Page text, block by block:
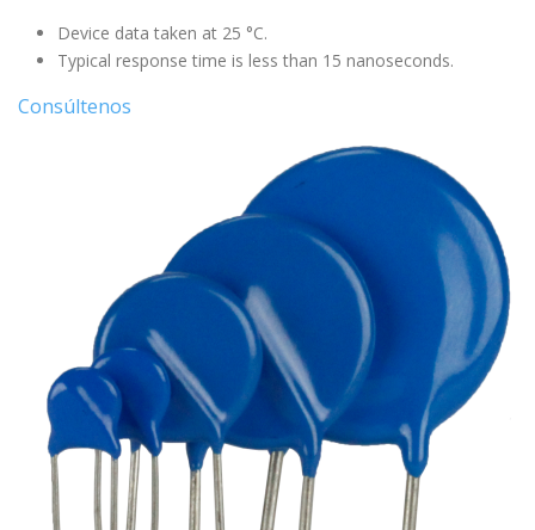
Device data taken at 25 °C.
Typical response time is less than 15 nanoseconds.
Consúltenos